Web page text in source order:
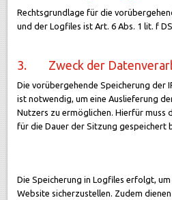
Rechtsgrundlage für die
und der Logfiles ist Art. 6 Abs. 1 lit. f
3. Zweck der
Die vorübergehende Speicherung der
ist notwendig, um eine Auslieferung
Nutzers zu ermöglichen. Hierfür muss
für die Dauer der Sitzung gespeichert
Die Speicherung in Logfiles erfolgt,
Website sicherzustellen. Zudem